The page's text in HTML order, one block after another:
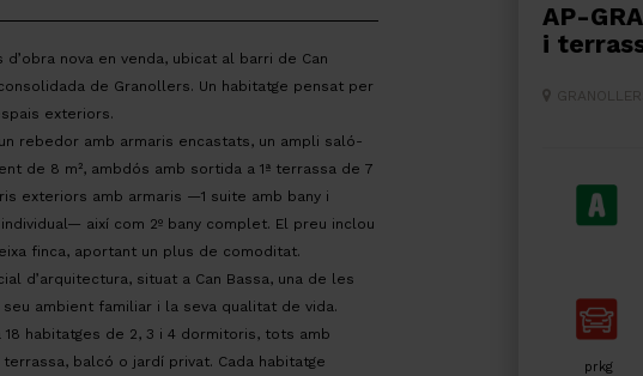
d’obra nova en venda, ubicat al barri de Can
de Granollers. Un habitatge pensat per
exteriors.
rebedor amb armaris encastats, un ampli saló-
de 8 m², ambdós amb sortida a 1ª terrassa de 7
exteriors amb armaris —1 suite amb bany i
així com 2º bany complet. El preu inclou
finca, aportant un plus de comoditat.
d’arquitectura, situat a Can Bassa, una de les
ambient familiar i la seva qualitat de vida.
18 habitatges de 2, 3 i 4 dormitoris, tots amb
balcó o jardí privat. Cada habitatge
AP-GRANOLLERS -Pis nou amb 3 dorm.
i
prkg